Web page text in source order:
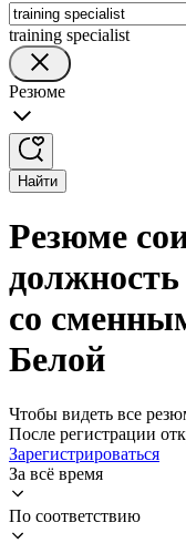
training specialist
Резюме
Найти
Резюме
со
Белой
Чтобы видеть все
После регистрации
Зарегистрироваться
За всё время
По соответствию